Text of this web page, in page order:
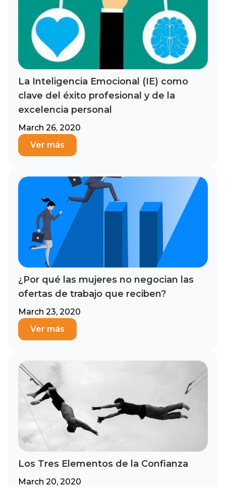
La Inteligencia Emocional (IE) como
clave del éxito profesional y de la
excelencia personal
March 26, 2020
Ver más
¿Por qué las mujeres no negocian las
ofertas de trabajo que reciben?
March 23, 2020
Ver más
Los Tres Elementos de la Confianza
March 20, 2020